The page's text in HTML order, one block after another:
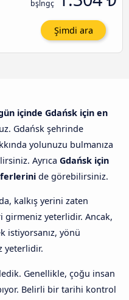
bşlngç
Şimdi ara
içinde Gdańsk için en
Gdańsk şehrinde
yolunuzu bulmanıza
Ayrıca Gdańsk için
de görebilirsiniz.
kalkış yerini zaten
yeterlidir. Ancak,
istiyorsanız, yönü
yeterlidir.
Genellikle, çoğu insan
Belirli bir tarihi kontrol